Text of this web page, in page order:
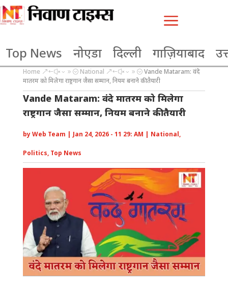
a
Top News नोएडा दिल्ली गाज़ियाबाद
Home &#x39; National &#x39; Vande Mataram: वंदे
मातरम को मिलेगा राष्ट्रगान जैसा सम्मान, नियम बनाने की तैयारी
Vande Mataram: वंदे मातरम को मिलेगा
राष्ट्रगान जैसा सम्मान, नियम बनाने की तैयारी
byWeb Team | Jan 24, 2026 - 11 29: AM | National,
Politics, Top News